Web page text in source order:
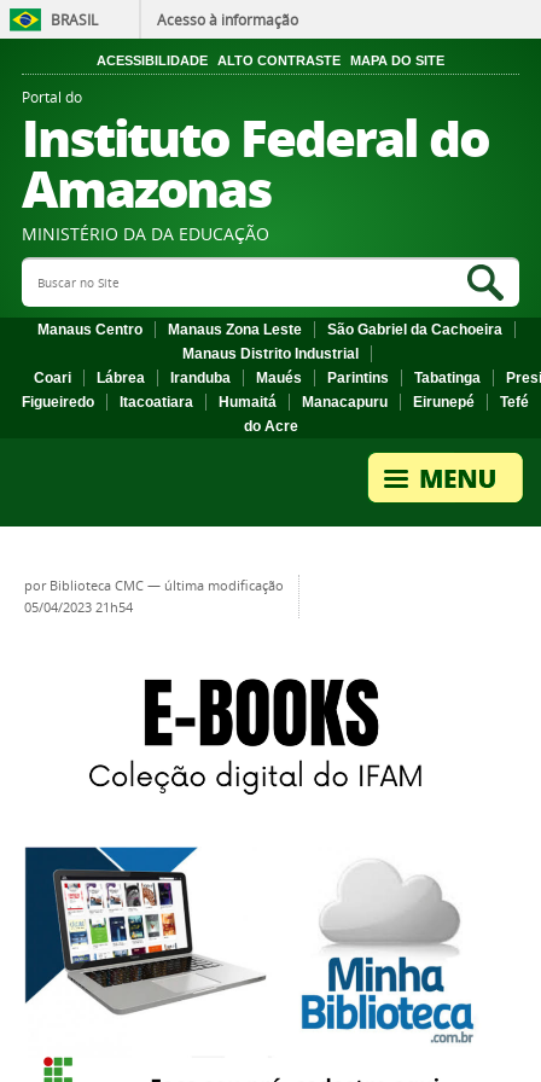
BRASIL Acesso à informação
ACESSIBILIDADE ALTO CONTRASTE MAPA DO SITE
Portal do
Instituto Federal do
Amazonas
MINISTÉRIO DA DA EDUCAÇÃO
Search Site
Manaus Centro Manaus Zona Leste
São Gabriel da Cachoeira
Manaus Distrito Industrial
Coari
Lábrea Iranduba Maués Parintins Tabatinga
Figueiredo
Itacoatiara Humaitá Manacapuru Eirunepé
Tefé
do Acre
por Biblioteca CMC — última modificação
05/04/2023 21h54